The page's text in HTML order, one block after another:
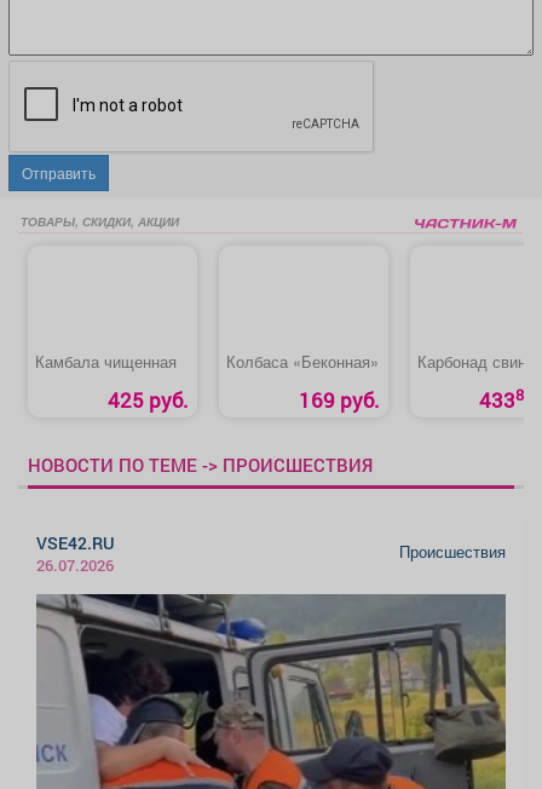
Отправить
ТОВАРЫ, СКИДКИ, АКЦИИ
Камбала чищенная
425 руб.
Колбаса «Беконная»
169 руб.
Карбонад свиной
43380
НОВОСТИ ПО ТЕМЕ -> ПРОИСШЕСТВИЯ
VSE42.RU
26.07.2026
Происшествия